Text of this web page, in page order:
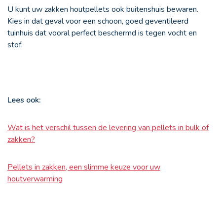
U kunt uw zakken houtpellets ook buitenshuis bewaren.
Kies in dat geval voor een schoon, goed geventileerd
tuinhuis dat vooral perfect beschermd is tegen vocht en
stof.
Lees ook:
Wat is het verschil tussen de levering van pellets in bulk of
zakken?
Pellets in zakken, een slimme keuze voor uw
houtverwarming